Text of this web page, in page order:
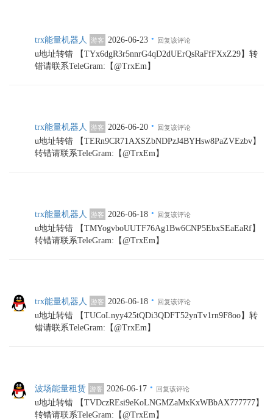
trx能量机器人 游客 2026-06-23 · 回复该评论
u地址转错 【TYx6dgR3r5nnrG4qD2dUErQsRaFfFXxZ29】转
错请联系TeleGram:【@TrxEm】
trx能量机器人 游客 2026-06-20 · 回复该评论
u地址转错 【TERn9CR71AXSZbNDPzJ4BYHsw8PaZVEzbv】
转错请联系TeleGram:【@TrxEm】
trx能量机器人 游客 2026-06-18 · 回复该评论
u地址转错 【TMYogvboUUTF76Ag1Bw6CNP5EbxSEaEaRf】
转错请联系TeleGram:【@TrxEm】
trx能量机器人 游客 2026-06-18 · 回复该评论
u地址转错 【TUCoLnyy425tQDi3QDFT52ynTv1rn9F8oo】转
错请联系TeleGram:【@TrxEm】
波场能量租赁 游客 2026-06-17 · 回复该评论
u地址转错 【TVDczREsi9eKoLNGMZaMxKxWBbAX777777】
转错请联系TeleGram:【@TrxEm】